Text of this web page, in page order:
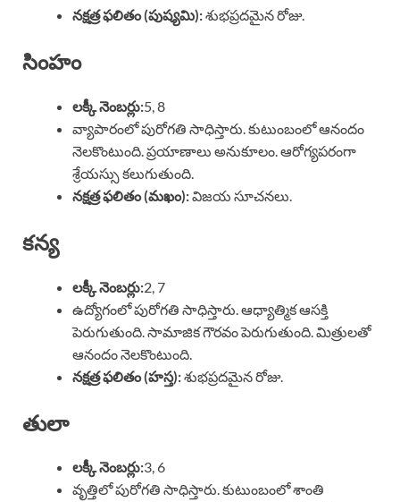
నక్షత్ర ఫలితం (పుష్యమి):శుభప్రదమైన రోజు.
సింహం
లక్కీ నెంబర్లు:5, 8
వ్యాపారంలో పురోగతి సాధిస్తారు. కుటుంబంలో ఆనందం
నెలకొంటుంది. ప్రయాణాలు అనుకూలం. ఆరోగ్యపరంగా
శ్రేయస్సు కలుగుతుంది.
నక్షత్ర ఫలితం (మఖం):విజయ సూచనలు.
కన్య
లక్కీ నెంబర్లు:2, 7
ఉద్యోగంలో పురోగతి సాధిస్తారు. ఆధ్యాత్మిక ఆసక్తి
పెరుగుతుంది. సామాజిక గౌరవం పెరుగుతుంది. మిత్రులతో
ఆనందం నెలకొంటుంది.
నక్షత్ర ఫలితం (హస్త):శుభప్రదమైన రోజు.
తులా
లక్కీ నెంబర్లు:3, 6
వృత్తిలో పురోగతి సాధిస్తారు. కుటుంబంలో శాంతి